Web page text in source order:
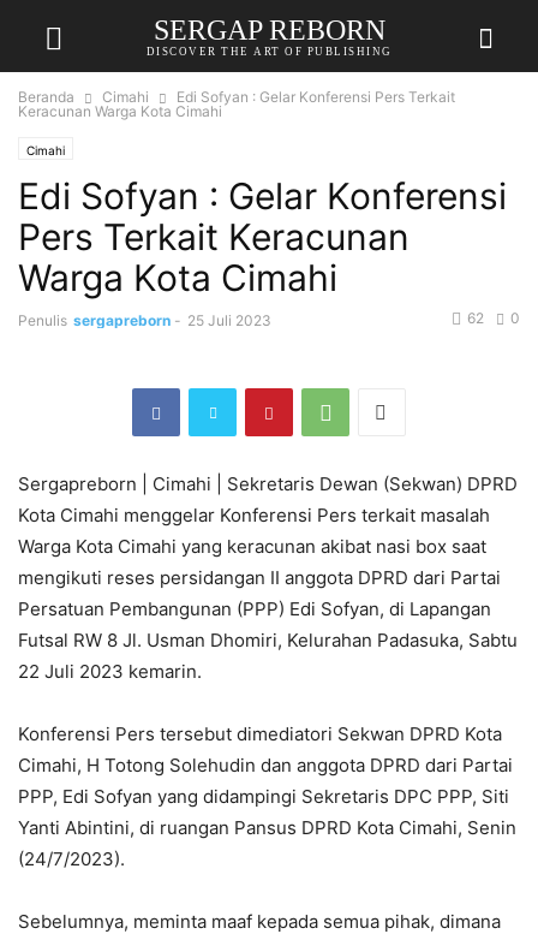
SERGAP REBORN
DISCOVER THE ART OF PUBLISHING
Beranda Cimahi
Edi Sofyan : Gelar Konferensi Pers Terkait
Keracunan Warga Kota Cimahi
Cimahi
Edi Sofyan : Gelar Konferensi
Pers Terkait Keracunan
Warga Kota Cimahi
Penulis sergapreborn - 25 Juli 2023 0
62
Sergapreborn | Cimahi | Sekretaris Dewan (Sekwan) DPRD
Kota Cimahi menggelar Konferensi Pers terkait masalah
Warga Kota Cimahi yang keracunan akibat nasi box saat
mengikuti reses persidangan II anggota DPRD dari Partai
Persatuan Pembangunan (PPP) Edi Sofyan, di Lapangan
Futsal RW 8 Jl. Usman Dhomiri, Kelurahan Padasuka, Sabtu
22 Juli 2023 kemarin.
Konferensi Pers tersebut dimediatori Sekwan DPRD Kota
Cimahi, H Totong Solehudin dan anggota DPRD dari Partai
PPP, Edi Sofyan yang didampingi Sekretaris DPC PPP, Siti
Yanti Abintini, di ruangan Pansus DPRD Kota Cimahi, Senin
(24/7/2023).
Sebelumnya, meminta maaf kepada semua pihak, dimana